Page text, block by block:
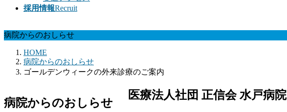
採用情報Recruit
病院からのおしらせ
HOME
病院からのおしらせ
ゴールデンウィークの外来診療のご案内
病院からのおしらせ
医療法人社団 正信会 水戸病院